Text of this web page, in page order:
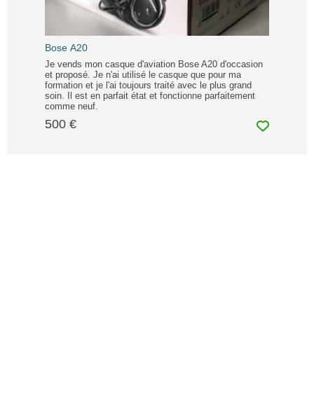
Bose A20
Je vends mon casque d'aviation Bose A20 d'occasion
et proposé. Je n'ai utilisé le casque que pour ma
formation et je l'ai toujours traité avec le plus grand
soin. Il est en parfait état et fonctionne parfaitement
comme neuf.
500 €